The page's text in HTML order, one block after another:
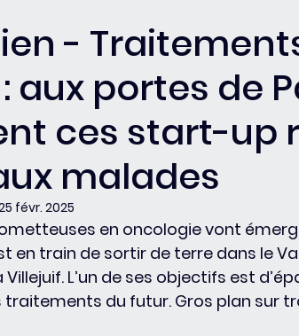
-
aux portes de
ces start-up
malades
févr. 2025
en oncologie vont
en train de sortir de terre dans le
L’un de ses objectifs est
du futur. Gros plan sur